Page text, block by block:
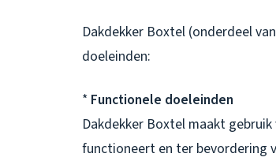
Dakdekker Boxtel (onderdeel
doeleinden:
* Functionele doeleinden
Dakdekker Boxtel maakt
functioneert en ter bevordering